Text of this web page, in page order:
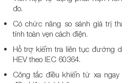
đo.
Có chức năng so sánh giá trị
tính toàn vẹn cách điện.
Hỗ trợ kiểm tra liên tục đường
HEV theo IEC 60364.
Công tắc điều khiển từ xa ngay